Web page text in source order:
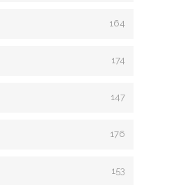
164
174
147
176
153